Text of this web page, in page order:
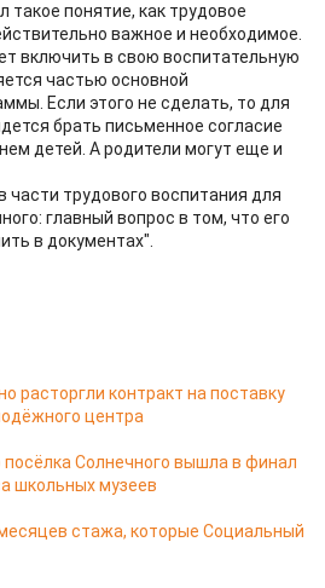
такое понятие, как трудовое
важное и необходимое.
включить в свою воспитательную
частью основной
Если этого не сделать, то для
брать письменное согласие
детей. А родители могут еще и
части трудового воспитания для
главный вопрос в том, что его
в документах".
расторгли контракт на поставку
центра
посёлка Солнечного вышла в финал
школьных музеев
стажа, которые Социальный